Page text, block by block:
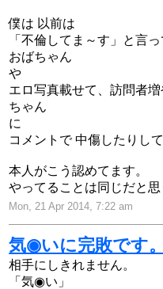
僕は 以前は
「不倫してま～す」と言
おばちゃん
や
エロ写真載せて、訪問者
ちゃん
に
コメントで 中傷したりし
本人がこう認めてます。
やってることは同じだと思
Mon, 21 Apr 2014, 7:22 am
気◉いに完敗です。
相手にしきれません。
「気◉い」